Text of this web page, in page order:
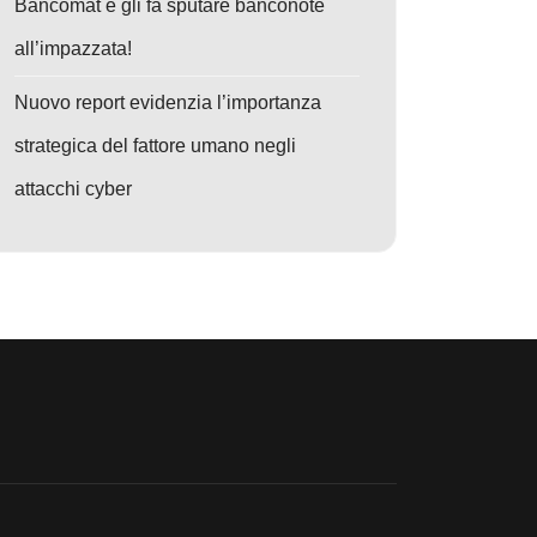
Chromium
TrapDoor colpisce npm, PyPI e Crates.io: ondata di pacchetti infetti
Bancomat e gli fa sputare banconote
all’impazzata!
Nuovo report evidenzia l’importanza
strategica del fattore umano negli
attacchi cyber